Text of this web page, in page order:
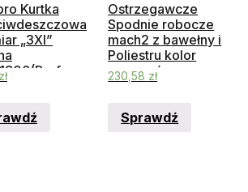
Kurtka
„3Xl”
zł
Ostrzegawcze
Spodnie robocze
mach2 z bawełny i
Poliestru kolor
pomarańczowo-
szary rozmiar L
230,58 zł
Sprawdź